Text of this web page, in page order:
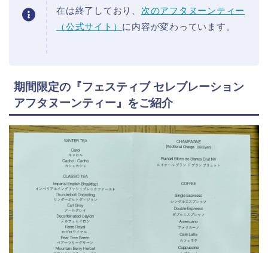
在は終了しており、 次のアフタヌーンティー
（公式サイト） に内容が変わっています。
期間限定の『フェスティブ セレブレーション
アフタヌーンティー』をご紹介